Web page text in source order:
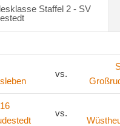
Staffel 2 - SV
vs.
vs.